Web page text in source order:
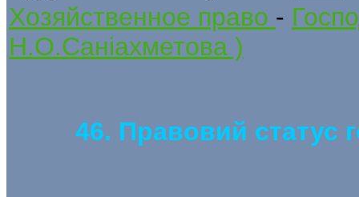
Хозяйственное право -
Н.О.Саніахметова )
46. Правовий статус